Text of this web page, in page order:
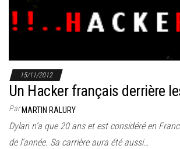
15/11/2012
Un Hacker français derrière
ParMARTIN RALURY
Dylan n’a que 20 ans et est considéré en
de l’année. Sa carrière aura été aussi…